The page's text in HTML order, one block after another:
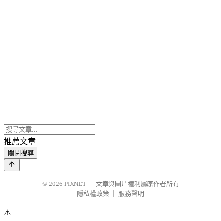
推薦文章
關閉搜尋
© 2026 PIXNET
文章與圖片權利屬原作者所有
隱私權政策
服務聲明
⚠️